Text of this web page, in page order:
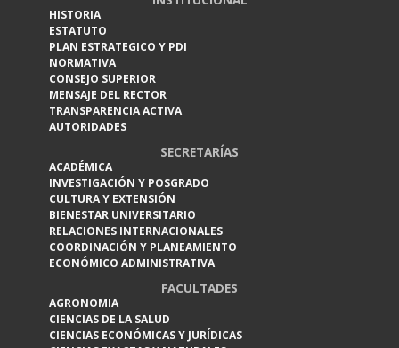
HISTORIA
ESTATUTO
PLAN ESTRATEGICO Y PDI
NORMATIVA
CONSEJO SUPERIOR
MENSAJE DEL RECTOR
TRANSPARENCIA ACTIVA
AUTORIDADES
SECRETARÍAS
ACADÉMICA
INVESTIGACIÓN Y POSGRADO
CULTURA Y EXTENSIÓN
BIENESTAR UNIVERSITARIO
RELACIONES INTERNACIONALES
COORDINACIÓN Y PLANEAMIENTO
ECONÓMICO ADMINISTRATIVA
FACULTADES
AGRONOMIA
CIENCIAS DE LA SALUD
CIENCIAS ECONÓMICAS Y JURÍDICAS